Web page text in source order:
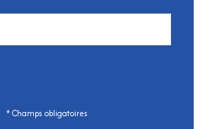
* Champs obligatoires